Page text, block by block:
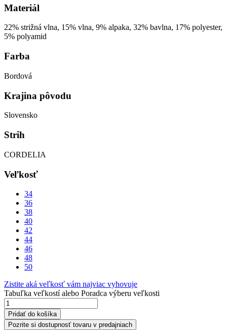
Materiál
22% strižná vlna, 15% vlna, 9% alpaka, 32% bavlna, 17% polyester,
5% polyamid
Farba
Bordová
Krajina pôvodu
Slovensko
Strih
CORDELIA
Veľkosť
34
36
38
40
42
44
46
48
50
Zistite aká veľkosť vám najviac vyhovuje
Tabuľka veľkostí alebo Poradca výberu veľkosti
Pridať do košíka
Pozrite si dostupnosť tovaru v predajniach